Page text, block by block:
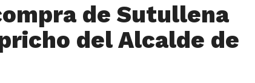
de Sutullena
del Alcalde de